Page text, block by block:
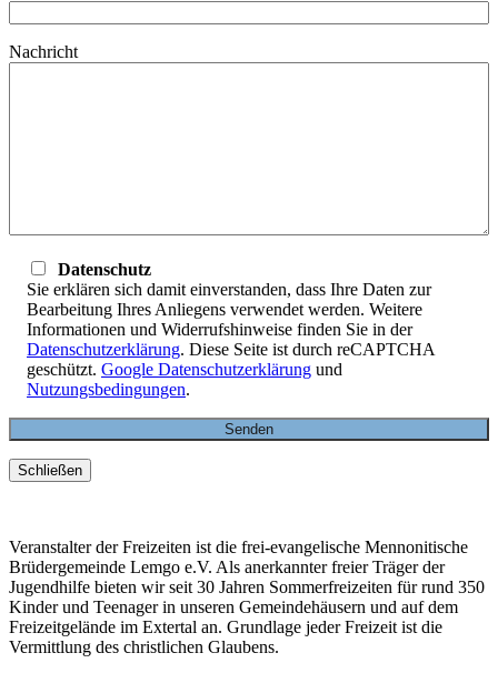
Nachricht
Datenschutz
Sie erklären sich damit einverstanden, dass Ihre Daten zur
Bearbeitung Ihres Anliegens verwendet werden. Weitere
Informationen und Widerrufshinweise finden Sie in der
Datenschutzerklärung. Diese Seite ist durch reCAPTCHA
geschützt. Google Datenschutzerklärung und
Nutzungsbedingungen.
Schließen
Veranstalter der Freizeiten ist die frei-evangelische Mennonitische
Brüdergemeinde Lemgo e.V. Als anerkannter freier Träger der
Jugendhilfe bieten wir seit 30 Jahren Sommerfreizeiten für rund 350
Kinder und Teenager in unseren Gemeindehäusern und auf dem
Freizeitgelände im Extertal an. Grundlage jeder Freizeit ist die
Vermittlung des christlichen Glaubens.